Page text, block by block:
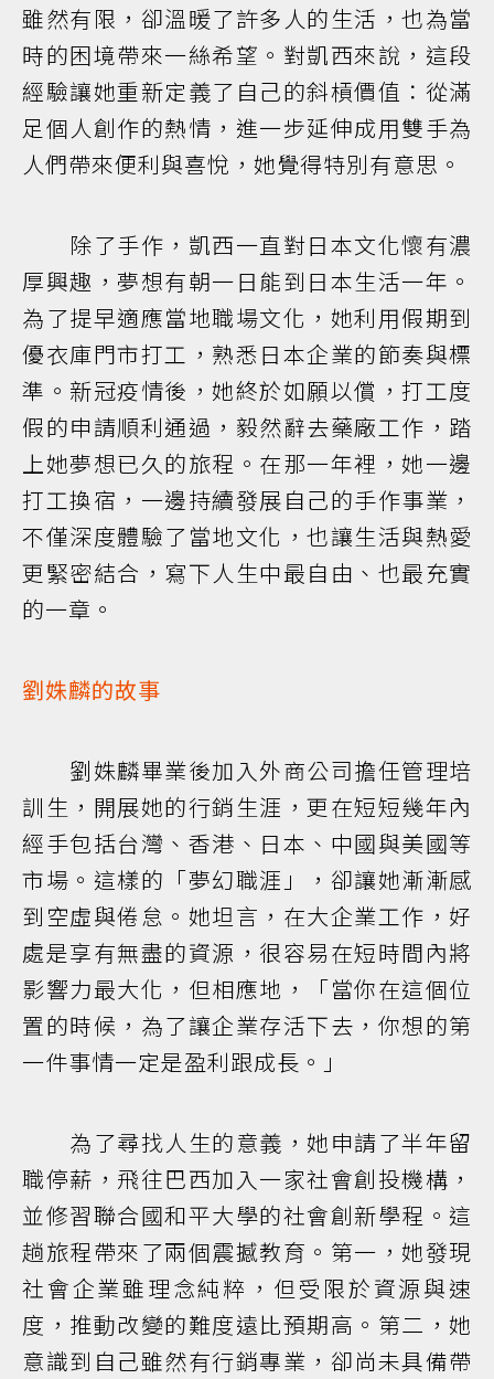
雖然有限，卻溫暖了許多人的生活，也為當
時的困境帶來一絲希望。對凱西來說，這段
經驗讓她重新定義了自己的斜槓價值：從滿
足個人創作的熱情，進一步延伸成用雙手為
人們帶來便利與喜悅，她覺得特別有意思。
除了手作，凱西一直對日本文化懷有濃
厚興趣，夢想有朝一日能到日本生活一年。
為了提早適應當地職場文化，她利用假期到
優衣庫門市打工，熟悉日本企業的節奏與標
準。新冠疫情後，她終於如願以償，打工度
假的申請順利通過，毅然辭去藥廠工作，踏
上她夢想已久的旅程。在那一年裡，她一邊
打工換宿，一邊持續發展自己的手作事業，
不僅深度體驗了當地文化，也讓生活與熱愛
更緊密結合，寫下人生中最自由、也最充實
的一章。
劉姝麟的故事
劉姝麟畢業後加入外商公司擔任管理培
訓生，開展她的行銷生涯，更在短短幾年內
經手包括台灣、香港、日本、中國與美國等
市場。這樣的「夢幻職涯」，卻讓她漸漸感
到空虛與倦怠。她坦言，在大企業工作，好
處是享有無盡的資源，很容易在短時間內將
影響力最大化，但相應地，「當你在這個位
置的時候，為了讓企業存活下去，你想的第
一件事情一定是盈利跟成長。」
為了尋找人生的意義，她申請了半年留
職停薪，飛往巴西加入一家社會創投機構，
並修習聯合國和平大學的社會創新學程。這
趟旅程帶來了兩個震撼教育。第一，她發現
社會企業雖理念純粹，但受限於資源與速
度，推動改變的難度遠比預期高。第二，她
意識到自己雖然有行銷專業，卻尚未具備帶